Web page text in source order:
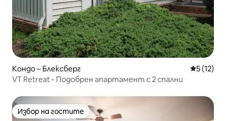
Кондо – Блексберг Средна
5 (12)
VT Retreat - Подобрен апартамент с 2 спални
Избор на гостите
Избор на гостите